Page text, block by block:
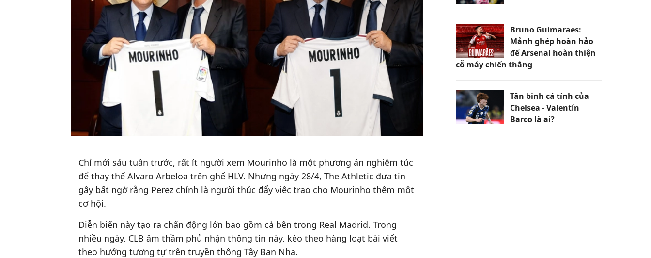
Chỉ mới sáu tuần trước, rất ít người xem Mourinho là một phương án nghiêm túc
để thay thế Alvaro Arbeloa trên ghế HLV. Nhưng ngày 28/4, The Athletic đưa tin
gây bất ngờ rằng Perez chính là người thúc đẩy việc trao cho Mourinho thêm một
cơ hội.
Diễn biến này tạo ra chấn động lớn bao gồm cả bên trong Real Madrid. Trong
nhiều ngày, CLB âm thầm phủ nhận thông tin này, kéo theo hàng loạt bài viết
theo hướng tương tự trên truyền thông Tây Ban Nha.
Bruno Guimaraes:
Mảnh ghép hoàn hảo
để Arsenal hoàn thiện
cỗ máy chiến thắng
Tân binh cá tính của
Chelsea - Valentín
Barco là ai?